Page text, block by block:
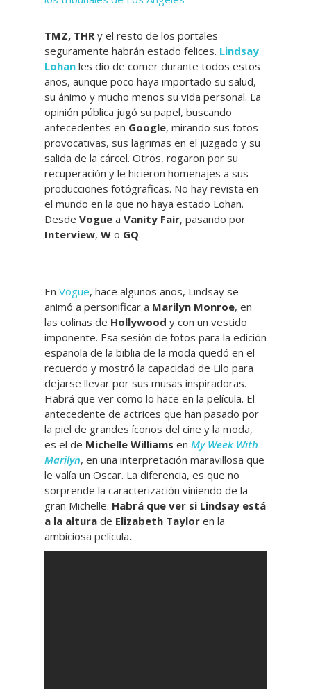
TMZ, THRy el resto de los portales
seguramente habrán estado felices. Lindsay
Lohan les dio de comer durante todos estos
años, aunque poco haya importado su salud,
su ánimo y mucho menos su vida personal. La
opinión pública jugó su papel, buscando
antecedentes en Google, mirando sus fotos
provocativas, sus lagrimas en el juzgado y su
salida de la cárcel. Otros, rogaron por su
recuperación y le hicieron homenajes a sus
producciones fotógraficas. No hay revista en
el mundo en la que no haya estado Lohan.
Desde Vogue a Vanity Fair, pasando por
Interview, W o GQ.
En Vogue, hace algunos años, Lindsay se
animó a personificar a Marilyn Monroe, en
las colinas de Hollywood y con un vestido
imponente. Esa sesión de fotos para la edición
española de la biblia de la moda quedó en el
recuerdo y mostró la capacidad de Lilo para
dejarse llevar por sus musas inspiradoras.
Habrá que ver como lo hace en la película. El
antecedente de actrices que han pasado por
la piel de grandes íconos del cine y la moda,
es el de Michelle Williams en My Week With
Marilyn, en una interpretación maravillosa que
le valía un Oscar. La diferencia, es que no
sorprende la caracterización viniendo de la
gran Michelle. Habrá que ver si Lindsay está
a la altura de Elizabeth Taylor en la
ambiciosa película.